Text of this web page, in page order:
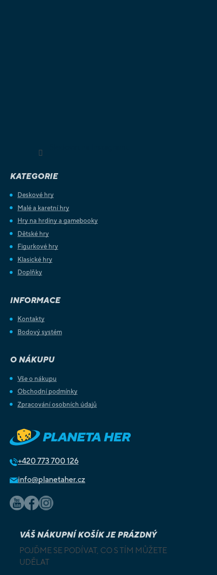
KATEGORIE
Deskové hry
Malé a karetní hry
Hry na hrdiny a gamebooky
Dětské hry
Figurkové hry
Klasické hry
Doplňky
INFORMACE
Kontakty
Bodový systém
O NÁKUPU
Vše o nákupu
Obchodní podmínky
Zpracování osobních údajů
+420 773 700 126
info@planetaher.cz
VÁŠ NÁKUPNÍ KOŠÍK JE PRÁZDNÝ
POJĎME SE PODÍVAT, CO S TÍM MŮŽETE
UDĚLAT